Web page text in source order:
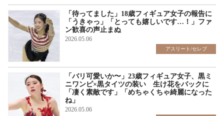
「待ってました」18歳フィギュア女子の報告に
「うきゃっ」「とっても嬉しいです…！」ファ
ン歓喜の声止まぬ
2026.05.06
アスリート/セレブ
「バリ可愛いか〜」23歳フィギュア女子、黒ミ
ニワンピ×黒タイツの装い 生け花をバックに
「凄く素敵です」「めちゃくちゃ綺麗になった
ね」
2026.05.06